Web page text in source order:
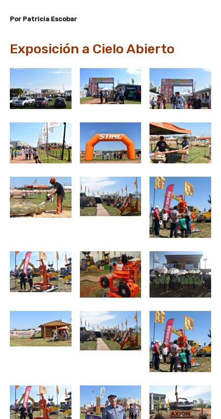
Por Patricia Escobar
Exposición a Cielo Abierto